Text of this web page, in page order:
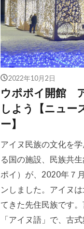
2022年10月2日
ウポポイ開館
しよう【ニュー
ー】
アイヌ民族の文化を
る国の施設、民族共
ポイ）が、2020年７
ンしました。アイヌ
てきた先住民族です
「アイヌ語」で、古